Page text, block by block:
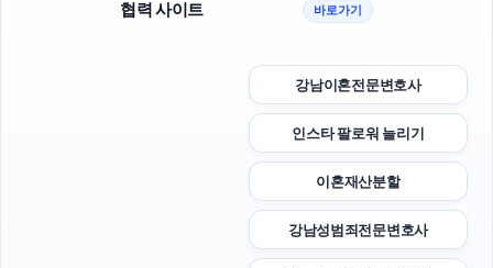
협력 사이트 바로가기
강남이혼전문변호사
인스타 팔로워 늘리기
이혼재산분할
강남성범죄전문변호사